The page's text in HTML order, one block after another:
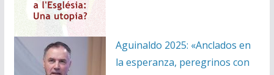
Aguinaldo 2025: «Anclados en
la esperanza, peregrinos con